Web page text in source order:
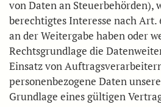
von Daten an Steuerbehörden),
berechtigtes Interesse nach Art.
an der Weitergabe haben oder
Rechtsgrundlage die
Einsatz von
personenbezogene Daten
Grundlage eines gültigen